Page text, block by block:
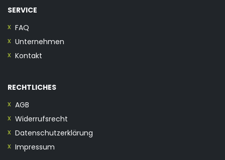
SERVICE
FAQ
Unternehmen
Kontakt
RECHTLICHES
AGB
Widerrufsrecht
Datenschutzerklärung
Impressum